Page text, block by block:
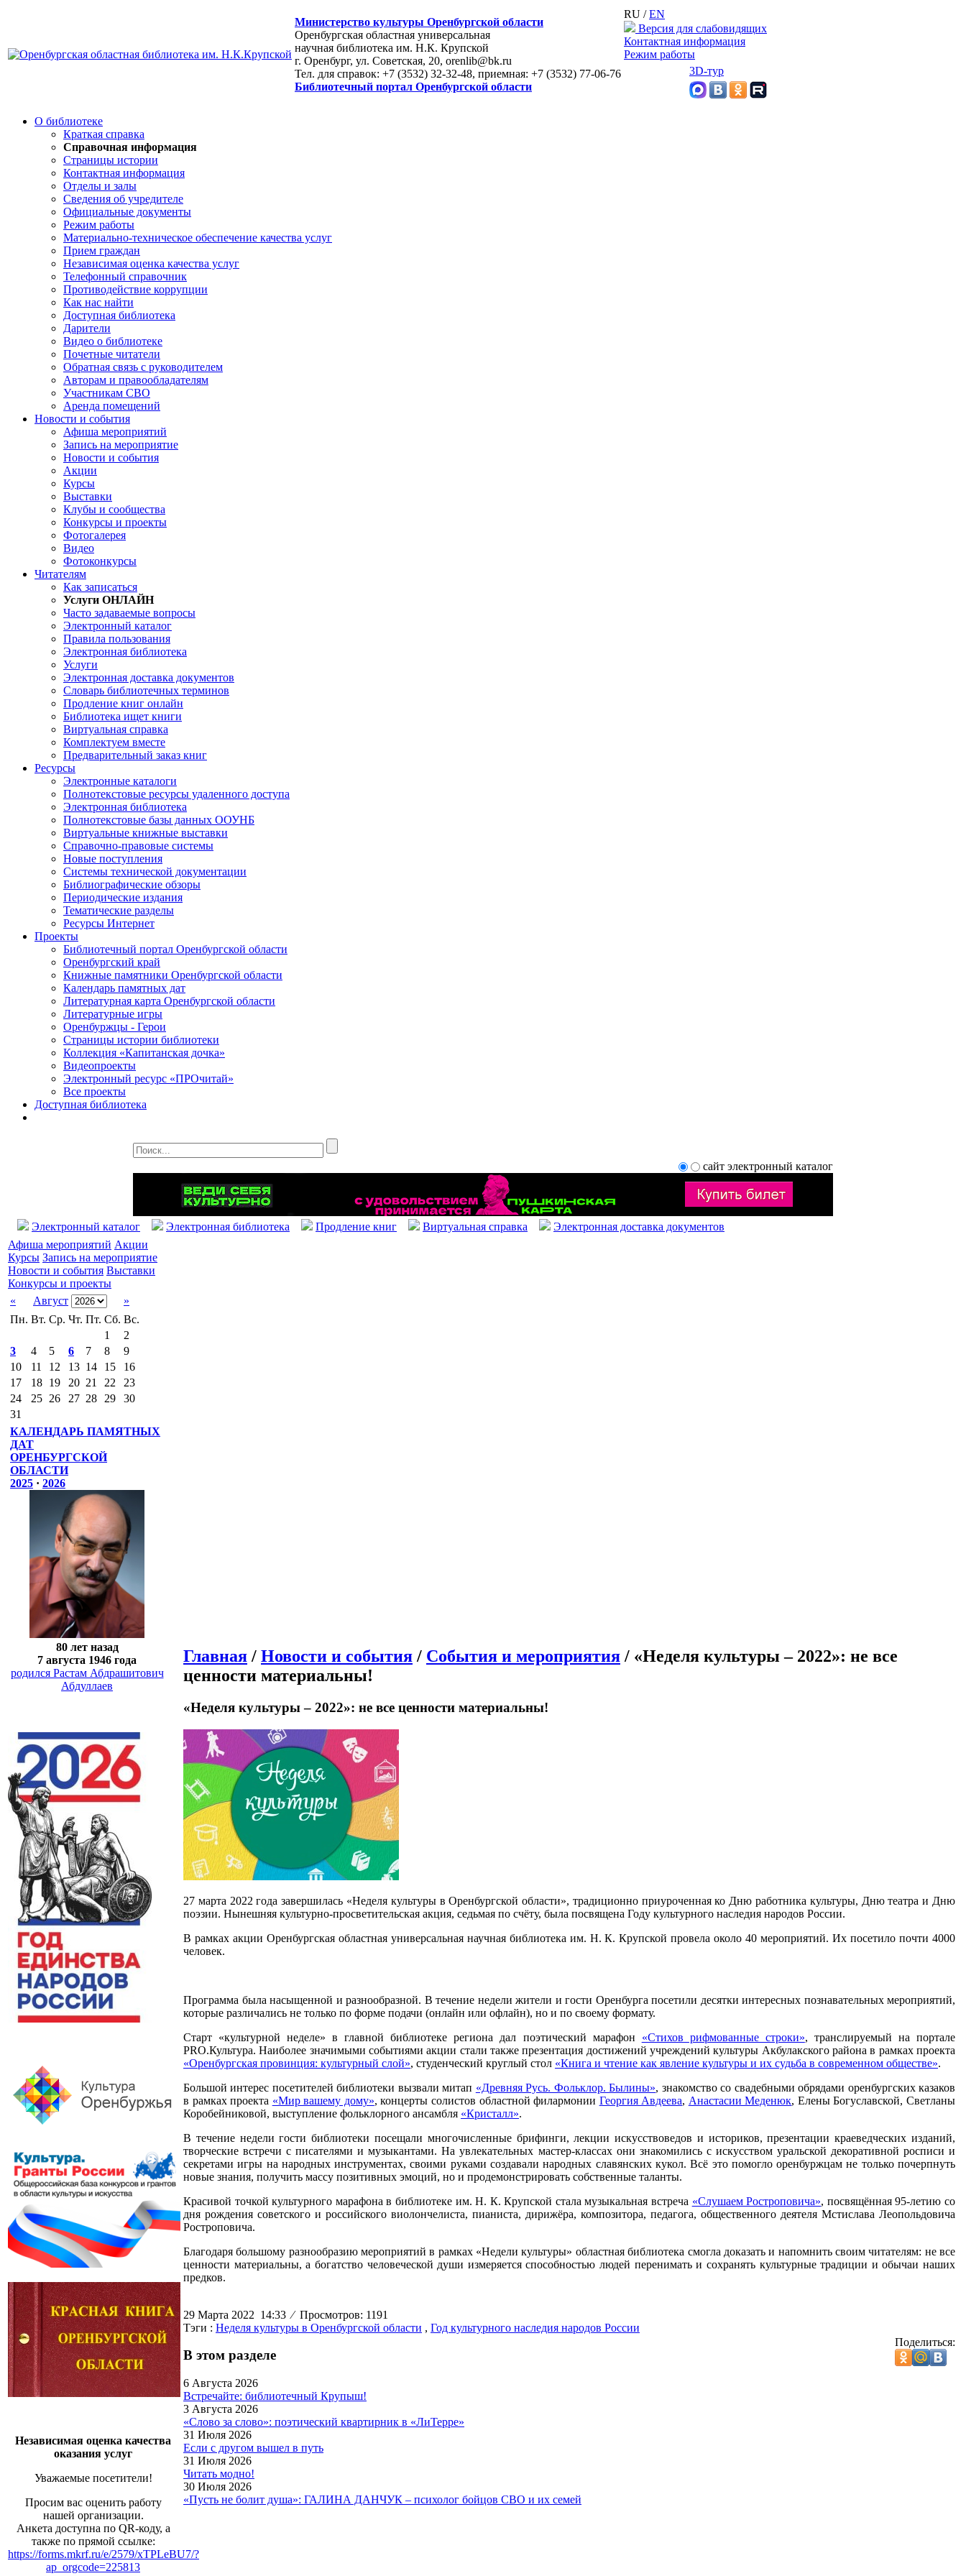
Министерство культуры Оренбургской области
Оренбургская областная универсальная
научная библиотека им. Н.К. Крупской
г. Оренбург, ул. Советская, 20, orenlib@bk.ru
Тел. для справок: +7 (3532) 32-32-48, приемная: +7 (3532) 77-06-76
Библиотечный портал Оренбургской области
RU /EN
Версия для слабовидящих
Контактная информация
Режим работы
3D-тур
О библиотеке
Краткая справка
Справочная информация
Страницы истории
Контактная информация
Отделы и залы
Сведения об учредителе
Официальные документы
Режим работы
Материально-техническое обеспечение качества услуг
Прием граждан
Независимая оценка качества услуг
Телефонный справочник
Противодействие коррупции
Как нас найти
Доступная библиотека
Дарители
Видео о библиотеке
Почетные читатели
Обратная связь с руководителем
Авторам и правообладателям
Участникам СВО
Аренда помещений
Новости и события
Афиша мероприятий
Запись на мероприятие
Новости и события
Акции
Курсы
Выставки
Клубы и сообщества
Конкурсы и проекты
Фотогалерея
Видео
Фотоконкурсы
Читателям
Как записаться
Услуги ОНЛАЙН
Часто задаваемые вопросы
Электронный каталог
Правила пользования
Электронная библиотека
Услуги
Электронная доставка документов
Словарь библиотечных терминов
Продление книг онлайн
Библиотека ищет книги
Виртуальная справка
Комплектуем вместе
Предварительный заказ книг
Ресурсы
Электронные каталоги
Полнотекстовые ресурсы удаленного доступа
Электронная библиотека
Полнотекстовые базы данных ООУНБ
Виртуальные книжные выставки
Справочно-правовые системы
Новые поступления
Cистемы технической документации
Библиографические обзоры
Периодические издания
Тематические разделы
Ресурсы Интернет
Проекты
Библиотечный портал Оренбургской области
Оренбургский край
Книжные памятники Оренбургской области
Календарь памятных дат
Литературная карта Оренбургской области
Литературные игры
Оренбуржцы - Герои
Страницы истории библиотеки
Коллекция «Капитанская дочка»
Видеопроекты
Электронный ресурс «ПРОчитай»
Все проекты
Доступная библиотека
сайт электронный каталог
Электронный каталог Электронная библиотека Продление книг Виртуальная справка
Электронная доставка документов
Афиша мероприятий Акции
Курсы Запись на мероприятие
Новости и события Выставки
Конкурсы и проекты
«
Август
»
Пн. Вт. Ср. Чт. Пт. Сб. Вс.
1
2
3
4 5 6 7 8
9
10
11 12 13 14 15
16
17
18 19 20 21 22
23
24
25 26 27 28 29
30
31
КАЛЕНДАРЬ ПАМЯТНЫХ
ДАТ
ОРЕНБУРГСКОЙ
ОБЛАСТИ
2025 · 2026
80 лет назад
7 августа 1946 года
родился Растам Абдрашитович
Абдуллаев
Независимая оценка качества
оказания услуг
Уважаемые посетители!
Просим вас оценить работу
нашей организации.
Анкета доступна по QR-коду, а
также по прямой ссылке:
https://forms.mkrf.ru/e/2579/xTPLeBU7/?
ap_orgcode=225813
Главная / Новости и события / События и мероприятия / «Неделя культуры – 2022»: не все
ценности материальны!
«Неделя культуры – 2022»: не все ценности материальны!
27 марта 2022 года завершилась «Неделя культуры в Оренбургской области», традиционно приуроченная ко Дню работника культуры, Дню театра и Дню
поэзии. Нынешняя культурно-просветительская акция, седьмая по счёту, была посвящена Году культурного наследия народов России.
В рамках акции Оренбургская областная универсальная научная библиотека им. Н. К. Крупской провела около 40 мероприятий. Их посетило почти 4000
человек.
Программа была насыщенной и разнообразной. В течение недели жители и гости Оренбурга посетили десятки интересных познавательных мероприятий,
которые различались не только по форме подачи (онлайн или офлайн), но и по своему формату.
Старт «культурной неделе» в главной библиотеке региона дал поэтический марафон «Стихов рифмованные строки», транслируемый на портале
PRO.Культура. Наиболее значимыми событиями акции стали также презентация достижений учреждений культуры Акбулакского района в рамках проекта
«Оренбургская провинция: культурный слой», студенческий круглый стол «Книга и чтение как явление культуры и их судьба в современном обществе».
Большой интерес посетителей библиотеки вызвали митап «Древняя Русь. Фольклор. Былины», знакомство со свадебными обрядами оренбургских казаков
в рамках проекта «Мир вашему дому», концерты солистов областной филармонии Георгия Авдеева, Анастасии Меденюк, Елены Богуславской, Светланы
Коробейниковой, выступление фольклорного ансамбля «Кристалл».
В течение недели гости библиотеки посещали многочисленные брифинги, лекции искусствоведов и историков, презентации краеведческих изданий,
творческие встречи с писателями и музыкантами. На увлекательных мастер-классах они знакомились с искусством уральской декоративной росписи и
секретами игры на народных инструментах, своими руками создавали народных славянских кукол. Всё это помогло оренбуржцам не только почерпнуть
новые знания, получить массу позитивных эмоций, но и продемонстрировать собственные таланты.
Красивой точкой культурного марафона в библиотеке им. Н. К. Крупской стала музыкальная встреча «Слушаем Ростроповича», посвящённая 95-летию со
дня рождения советского и российского виолончелиста, пианиста, дирижёра, композитора, педагога, общественного деятеля Мстислава Леопольдовича
Ростроповича.
Благодаря большому разнообразию мероприятий в рамках «Недели культуры» областная библиотека смогла доказать и напомнить своим читателям: не все
ценности материальны, а богатство человеческой души измеряется способностью людей перенимать и сохранять культурные традиции и обычаи наших
предков.
29 Марта 2022 14:33⁄Просмотров: 1191
Тэги : Неделя культуры в Оренбургской области , Год культурного наследия народов России
Поделиться:
В этом разделе
6 Августа 2026
Встречайте: библиотечный Крупыш!
3 Августа 2026
«Слово за слово»: поэтический квартирник в «ЛиТерре»
31 Июля 2026
Если с другом вышел в путь
31 Июля 2026
Читать модно!
30 Июля 2026
«Пусть не болит душа»: ГАЛИНА ДАНЧУК – психолог бойцов СВО и их семей